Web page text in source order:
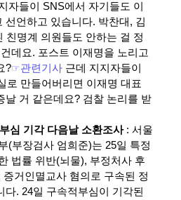
자들이 SNS에서 자기들도 이
선언하고 있습니다. 박찬대, 김
친명계 의원들도 안하는 걸 정
데요. 포스트 이재명을 노리고
?☞관련기사 근데 지지자들이
로 만들어버리면 이재명 대표
날 거 같은데요? 검찰 논리를 받
심 기각 다음날 소환조사: 서울
(부장검사 엄희준)는 25일 특정
법률 위반(뇌물), 부정처사 후
거인멸교사 혐의로 구속된 정
다. 24일 구속적부심이 기각된